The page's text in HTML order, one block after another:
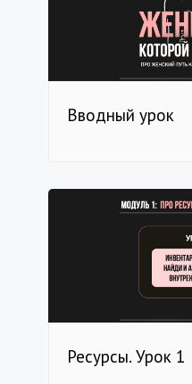
Вводный урок
Ресурсы. Урок 1